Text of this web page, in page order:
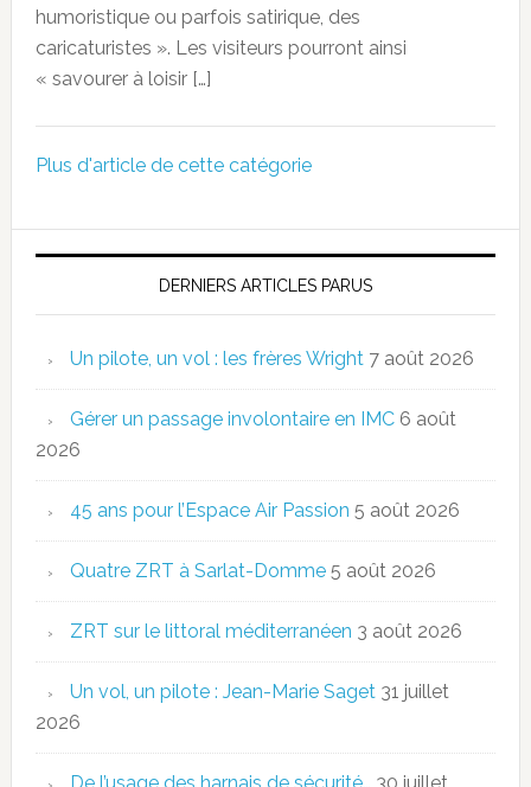
humoristique ou parfois satirique, des
caricaturistes ». Les visiteurs pourront ainsi
« savourer à loisir […]
Plus d'article de cette catégorie
DERNIERS ARTICLES PARUS
Un pilote, un vol : les frères Wright 7 août 2026
Gérer un passage involontaire en IMC 6 août
2026
45 ans pour l’Espace Air Passion 5 août 2026
Quatre ZRT à Sarlat-Domme 5 août 2026
ZRT sur le littoral méditerranéen 3 août 2026
Un vol, un pilote : Jean-Marie Saget 31 juillet
2026